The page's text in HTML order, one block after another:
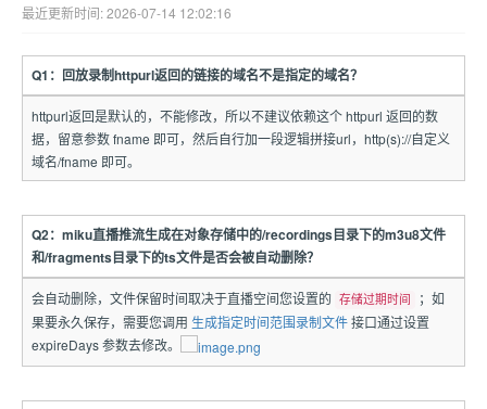
最近更新时间: 2026-07-14 12:02:16
Q1：回放录制httpurl返回的链接的域名不是指定的域名？
httpurl返回是默认的，不能修改，所以不建议依赖这个 httpurl 返回的数
据，留意参数 fname 即可，然后自行加一段逻辑拼接url，http(s)://自定义
域名/fname 即可。
Q2：miku直播推流生成在对象存储中的/recordings目录下的m3u8文件
和/fragments目录下的ts文件是否会被自动删除？
会自动删除，文件保留时间取决于直播空间您设置的 存储过期时间
；如
果要永久保存，需要您调用 生成指定时间范围录制文件接口通过设置
expireDays 参数去修改。